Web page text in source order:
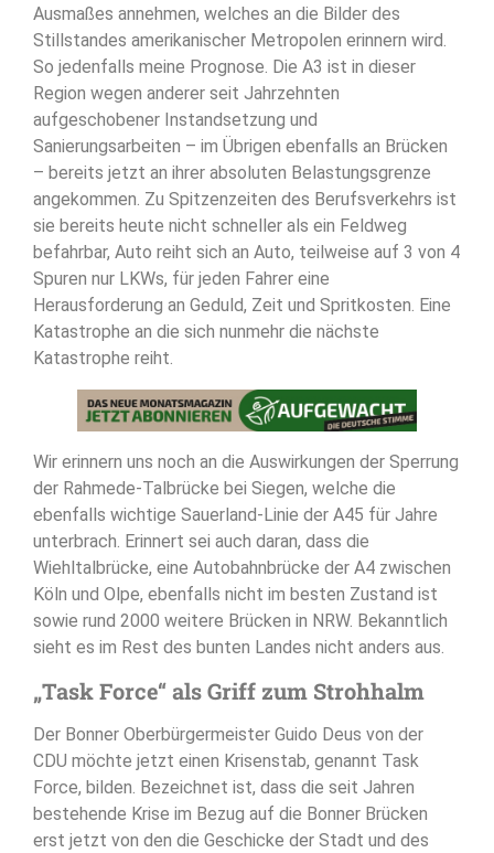
Ausmaßes annehmen, welches an die Bilder des
Stillstandes amerikanischer Metropolen erinnern wird.
So jedenfalls meine Prognose. Die A3 ist in dieser
Region wegen anderer seit Jahrzehnten
aufgeschobener Instandsetzung und
Sanierungsarbeiten – im Übrigen ebenfalls an Brücken
– bereits jetzt an ihrer absoluten Belastungsgrenze
angekommen. Zu Spitzenzeiten des Berufsverkehrs ist
sie bereits heute nicht schneller als ein Feldweg
befahrbar, Auto reiht sich an Auto, teilweise auf 3 von 4
Spuren nur LKWs, für jeden Fahrer eine
Herausforderung an Geduld, Zeit und Spritkosten. Eine
Katastrophe an die sich nunmehr die nächste
Katastrophe reiht.
Wir erinnern uns noch an die Auswirkungen der Sperrung
der Rahmede-Talbrücke bei Siegen, welche die
ebenfalls wichtige Sauerland-Linie der A45 für Jahre
unterbrach. Erinnert sei auch daran, dass die
Wiehltalbrücke, eine Autobahnbrücke der A4 zwischen
Köln und Olpe, ebenfalls nicht im besten Zustand ist
sowie rund 2000 weitere Brücken in NRW. Bekanntlich
sieht es im Rest des bunten Landes nicht anders aus.
„Task Force“ als Griff zum Strohhalm
Der Bonner Oberbürgermeister Guido Deus von der
CDU möchte jetzt einen Krisenstab, genannt Task
Force, bilden. Bezeichnet ist, dass die seit Jahren
bestehende Krise im Bezug auf die Bonner Brücken
erst jetzt von den die Geschicke der Stadt und des